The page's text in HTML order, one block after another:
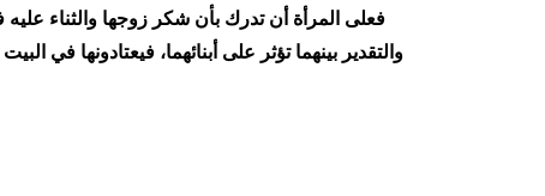
فعلى المرأة أن تدرك بأن شكر زوجها والثناء
والتقدير بينهما تؤثر على أبنائهما، فيعتادونها